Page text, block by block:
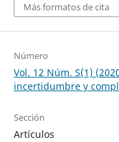
Más formatos de cita
Número
Vol. 12 Núm. S(1)
incertidumbre y
Sección
Artículos